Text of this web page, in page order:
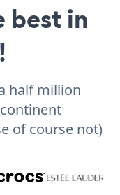
best in
half million
of course not)